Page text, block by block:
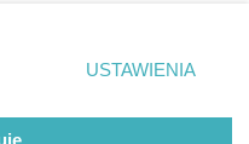
dolnym rogu strony
danych nie wymagają
sprzeciwić się
będą miały
USTAWIENIA